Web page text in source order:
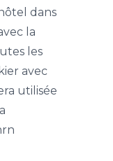
dans
la
les
avec
utilisée